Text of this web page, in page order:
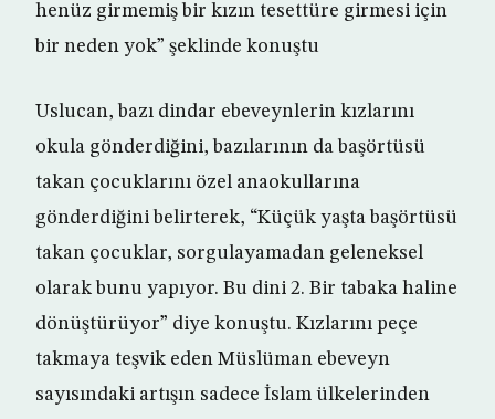
henüz girmemiş bir kızın tesettüre girmesi için
bir neden yok” şeklinde konuştu
Uslucan, bazı dindar ebeveynlerin kızlarını
okula gönderdiğini, bazılarının da başörtüsü
takan çocuklarını özel anaokullarına
gönderdiğini belirterek, “Küçük yaşta başörtüsü
takan çocuklar, sorgulayamadan geleneksel
olarak bunu yapıyor. Bu dini 2. Bir tabaka haline
dönüştürüyor” diye konuştu. Kızlarını peçe
takmaya teşvik eden Müslüman ebeveyn
sayısındaki artışın sadece İslam ülkelerinden